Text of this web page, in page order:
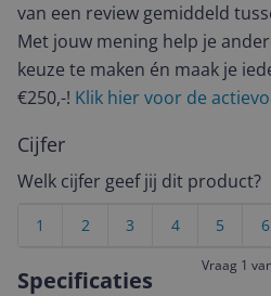
Specificaties
van een review gemiddeld
Met jouw mening help je
keuze te maken én maak je
€250,-! Klik hier voor de
Cijfer
Welk cijfer geef jij dit product?
6
5
4
3
2
1
Vraag 1